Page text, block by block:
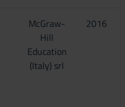
McGraw-
Hill
Education
(Italy) srl
2016